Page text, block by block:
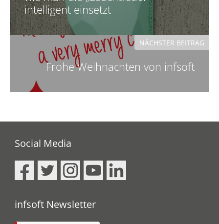
intelligent einsetzt
NÄCHSTER BEITRAG
Frohe Weihnachten von infsoft
Social Media
infsoft Newsletter